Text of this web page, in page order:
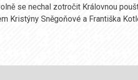
se nechal zotročit Královnou
Kristýny Sněgoňové a Františka